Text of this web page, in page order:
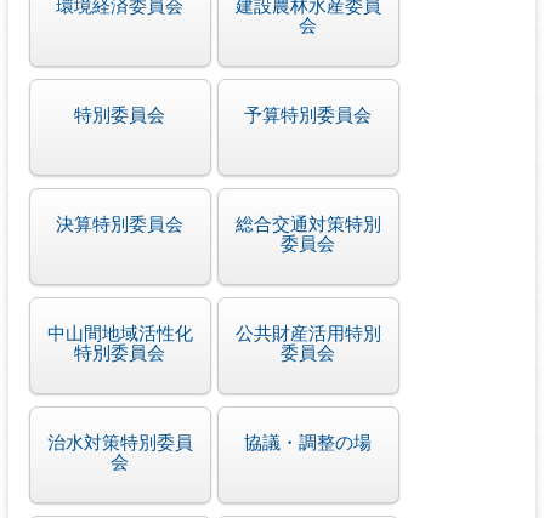
環境経済委員会
建設農林水産委員
会
特別委員会 予算特別委員会
決算特別委員会
総合交通対策特別
委員会
中山間地域活性化
特別委員会
公共財産活用特別
委員会
治水対策特別委員
会
協議・調整の場